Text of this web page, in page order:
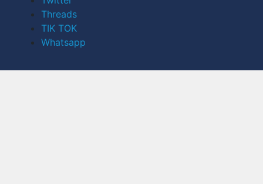
Threads
TIK TOK
Whatsapp